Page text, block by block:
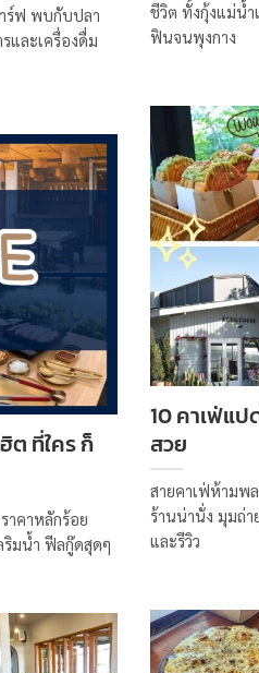
ชีวิต ทั้งกุ้งแม่น้ำ
ฟินจนพุงกาง
าร์ฟ พบกับปลา
และเครื่องดื่ม
10 คาเฟ่แป
สวย
สายคาเฟ่ห้ามพ
ร้านน่านั่ง มุมถ่
และรีวิว
ต ที่ใคร ก็
าคาหลักร้อย
ริมน้ำ ฟีลกู๊ดสุดๆ